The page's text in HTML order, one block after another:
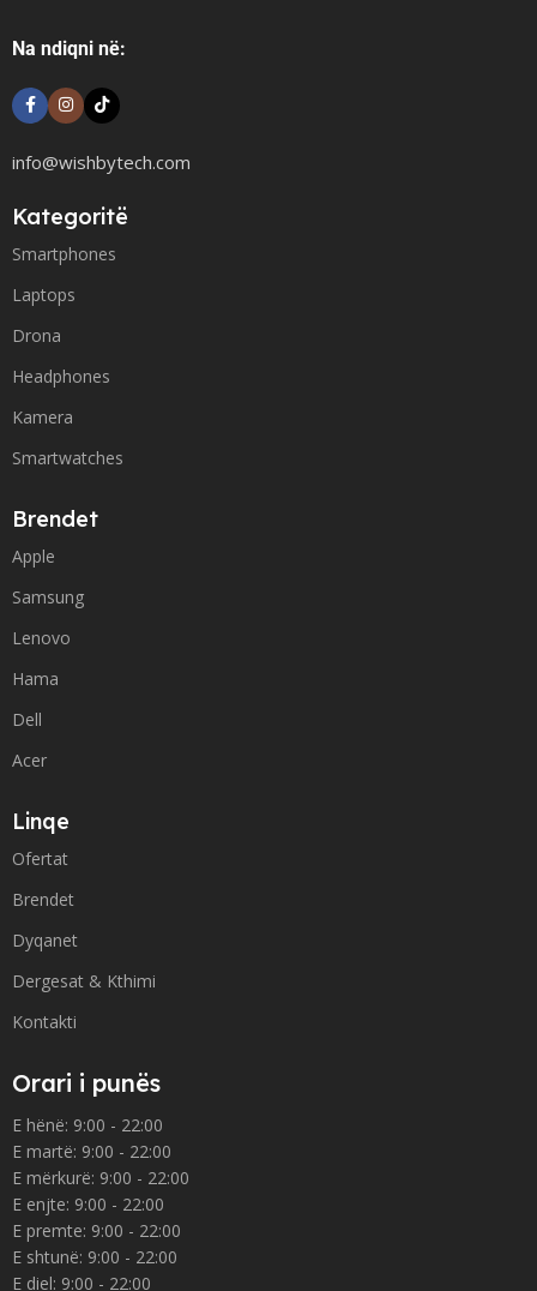
Na ndiqni në:
info@wishbytech.com
Kategoritë
Smartphones
Laptops
Drona
Headphones
Kamera
Smartwatches
Brendet
Apple
Samsung
Lenovo
Hama
Dell
Acer
Linqe
Ofertat
Brendet
Dyqanet
Dergesat & Kthimi
Kontakti
Orari i punës
E hënë: 9:00 - 22:00
E martë: 9:00 - 22:00
E mërkurë: 9:00 - 22:00
E enjte: 9:00 - 22:00
E premte: 9:00 - 22:00
E shtunë: 9:00 - 22:00
E diel: 9:00 - 22:00